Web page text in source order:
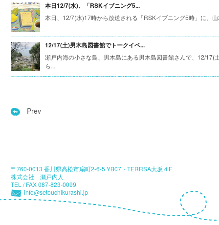
本日12/7(水)、「RSKイブニング5...
本日、12/7(水)17時から放送される「RSKイブニング5時」に、
12/17(土)男木島図書館でトークイベ...
瀬戸内海の小さな島、男木島にある男木島図書館さんで、12/17(
ら...
Prev
〒760-0013 香川県高松市扇町2-6-5 YB07・TERRSA大坂４F
株式会社 瀬戸内人
TEL / FAX 087-823-0099
info@setouchikurashi.jp